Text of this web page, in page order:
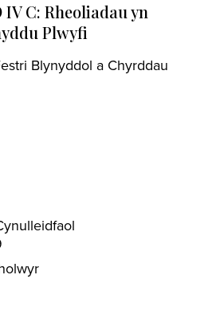
IV C: Rheoliadau yn
Plwyfi
Blynyddol a Chyrddau